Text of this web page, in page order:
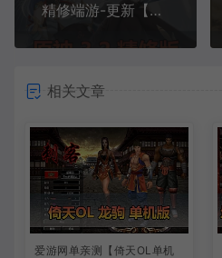
精修端游-更新【原神】3.2单机版完善任务剧情GM工具保姆级视频安装和GM教程
相关文章
爱游网单亲测【倚天OL单机